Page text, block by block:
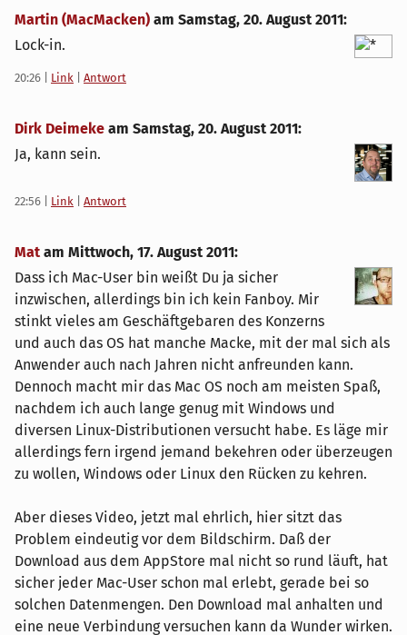
Martin (MacMacken) am Samstag, 20. August 2011:
Lock-in.
20:26 Link Antwort
Dirk Deimeke am Samstag, 20. August 2011:
Ja, kann sein.
22:56 Link Antwort
Mat am Mittwoch, 17. August 2011:
Dass ich Mac-User bin weißt Du ja sicher
inzwischen, allerdings bin ich kein Fanboy. Mir
stinkt vieles am Geschäftgebaren des Konzerns
und auch das OS hat manche Macke, mit der mal sich als
Anwender auch nach Jahren nicht anfreunden kann.
Dennoch macht mir das Mac OS noch am meisten Spaß,
nachdem ich auch lange genug mit Windows und
diversen Linux-Distributionen versucht habe. Es läge mir
allerdings fern irgend jemand bekehren oder überzeugen
zu wollen, Windows oder Linux den Rücken zu kehren.
Aber dieses Video, jetzt mal ehrlich, hier sitzt das
Problem eindeutig vor dem Bildschirm. Daß der
Download aus dem AppStore mal nicht so rund läuft, hat
sicher jeder Mac-User schon mal erlebt, gerade bei so
solchen Datenmengen. Den Download mal anhalten und
eine neue Verbindung versuchen kann da Wunder wirken.